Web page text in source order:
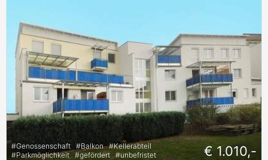
#Genossenschaft #Balkon #Kellerabteil
#Parkmöglichkeit #gefördert #unbefristet € 1.010,-